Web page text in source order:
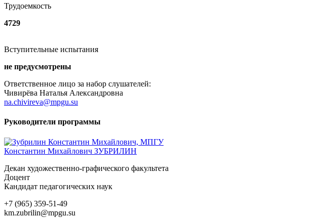
Трудоемкость
4729
Вступительные испытания
не предусмотрены
Ответственное лицо за набор слушателей:
Чивирёва Наталья Александровна
na.chivireva@mpgu.su
Руководители программы
Константин Михайлович ЗУБРИЛИН
Декан художественно-графического факультета
Доцент
Кандидат педагогических наук
+7 (965) 359-51-49
km.zubrilin@mpgu.su